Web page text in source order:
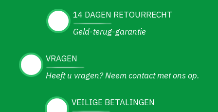
14 DAGEN RETOURRECHT
Geld-terug-garantie
VRAGEN
Heeft u vragen? Neem contact met ons op.
VEILIGE BETALINGEN